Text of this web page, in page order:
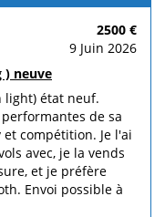
2500 €
9 Juin 2026
) neuve
light) état neuf.
de sa
compétition. Je l'ai
avec, je la vends
et je préfère
Envoi possible à